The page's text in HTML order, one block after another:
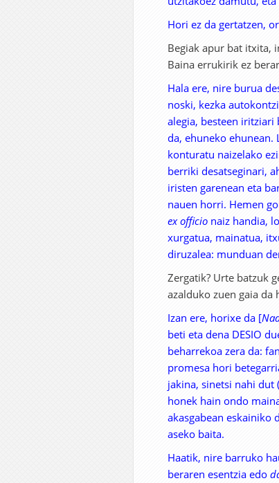
Hori ez da gertatzen,
Begiak apur bat itxita,
Baina errukirik ez
Hala ere, nire burua
noski, kezka
alegia, besteen iritziari
da, ehuneko ehunean.
konturatu naizelako
berriki desatseginari,
iristen garenean eta
nauen horri. Hemen
ex officio naiz handia,
xurgatua, mainatua,
diruzalea: munduan
Zergatik? Urte batzuk
azalduko zuen gaia da
Izan ere, horixe da [
beti eta dena DESIO
beharrekoa zera da:
promesa hori
jakina, sinetsi nahi dut
honek hain ondo
akasgabean eskainiko
aseko baita.
Haatik, nire barruko
beraren esentzia edo